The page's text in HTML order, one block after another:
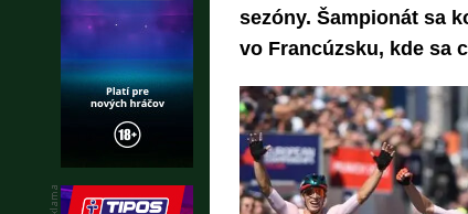
sezóny. Šampionát sa
vo Francúzsku, kde sa